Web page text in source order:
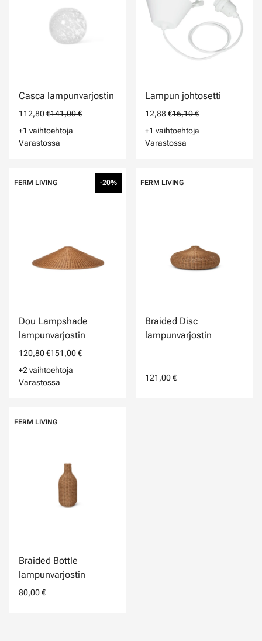
Casca lampunvarjostin
112,80 €141,00 €
+1 vaihtoehtoja
Varastossa
Lampun johtosetti
12,88 €16,10 €
+1 vaihtoehtoja
Varastossa
FERM LIVING -20%
Dou Lampshade
lampunvarjostin
120,80 €151,00 €
+2 vaihtoehtoja
Varastossa
FERM LIVING
Braided Disc
lampunvarjostin
121,00 €
FERM LIVING
Braided Bottle
lampunvarjostin
80,00 €